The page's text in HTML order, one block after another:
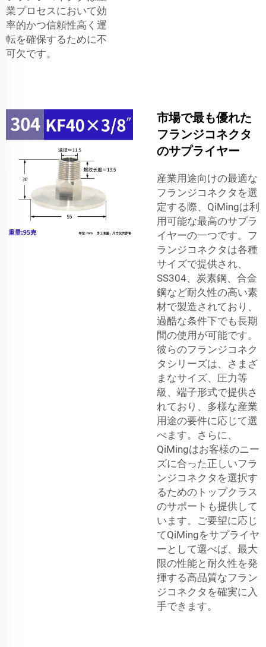
業プロセスにおいて効
率的かつ信頼性高く運
転を確保するために不
可欠です。
市場で最も優れた
フランジコネクタ
のサプライヤー
産業用途向けの最適な
フランジコネクタを選
定する際、QiMingは利
用可能な最高のサプラ
イヤーの一つです。フ
ランジコネクタは各種
サイズで提供され、
SS304、炭素鋼、合金
鋼など耐久性の高い素
材で製造されており、
過酷な条件下でも長期
間の使用が可能です。
彼らのフランジコネク
タシリーズは、さまざ
まなサイズ、圧力等
級、端子形式で提供さ
れており、多様な産業
用途の要件に応じて選
べます。さらに、
QiMingはお客様のニー
ズに合った正しいフラ
ンジコネクタを選択す
るためのトップクラス
のサポートも提供して
います。ご要望に応じ
てQiMingをサプライヤ
ーとして選べば、最大
限の性能と耐久性を発
揮する高品質なフラン
ジコネクタを確実に入
手できます。